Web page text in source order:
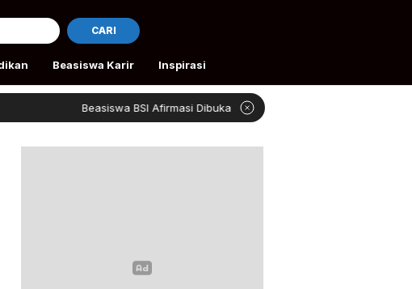
CARI
Beasiswa Karir Inspirasi
Beasiswa BSI Afirmasi Dibuka Rivan Bantu Petani Aceh